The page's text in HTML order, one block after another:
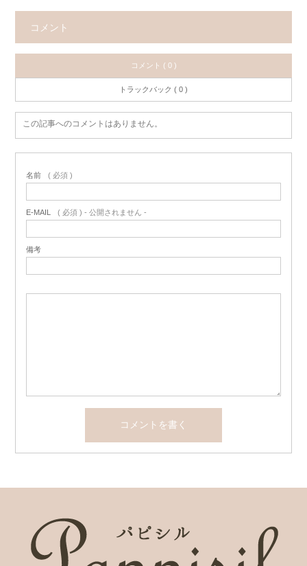
コメント
コメント ( 0 )
トラックバック ( 0 )
この記事へのコメントはありません。
名前 ( 必須 )
E-MAIL ( 必須 ) - 公開されません -
備考